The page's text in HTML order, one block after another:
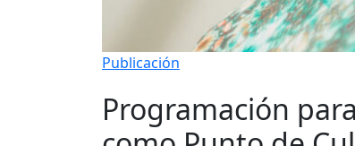
Publicación
Programación